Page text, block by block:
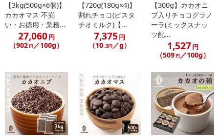
【3kg(500g×6個)】
カカオマス 不揃
い・お徳用・業務...
27,060円
（902 円／100g）
【720g(180g×4)】
割れチョコ(ピスタ
チオミルク)【...
7,375 円
（10.3円／g）
【300g】カカオニ
ブ入りチョコグラノ
ーラ(ミックスナッ
ツ配...
1,527円
（509 円／100g）